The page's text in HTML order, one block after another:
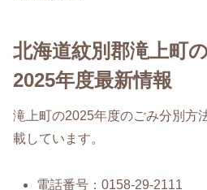
北海道紋別郡滝上町
2025年度最新情報
滝上町の2025年度のごみ分別方
載しています。
電話番号：0158-29-2111